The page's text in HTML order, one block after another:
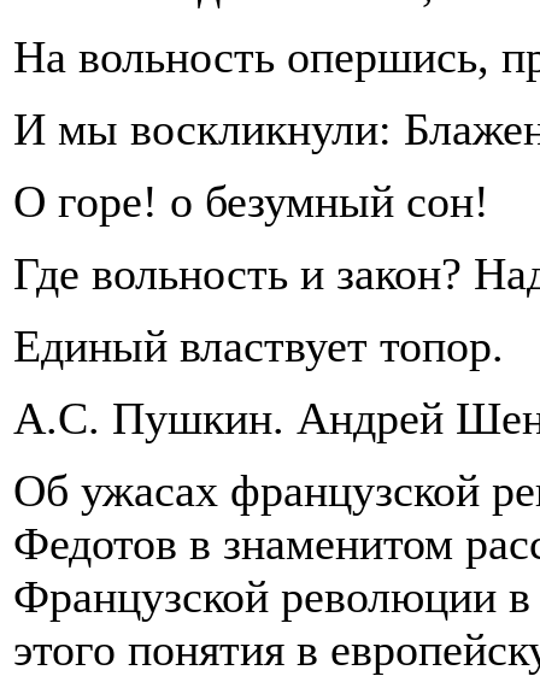
На вольность опершись,
И мы воскликнули:
О горе! о безумный сон!
Где вольность и закон?
Единый властвует топор.
А.С. Пушкин. Андрей
Об ужасах французской
Федотов в знаменитом
Французской революции в
этого понятия в